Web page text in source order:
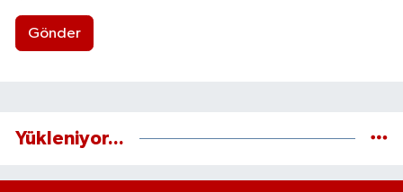
Gönder
Yükleniyor...